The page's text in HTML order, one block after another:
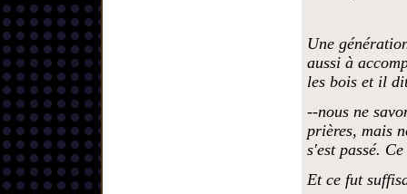
Une
aussi à
les bois et il
--nous ne
prières, mais
s'est passé.
Et ce fut